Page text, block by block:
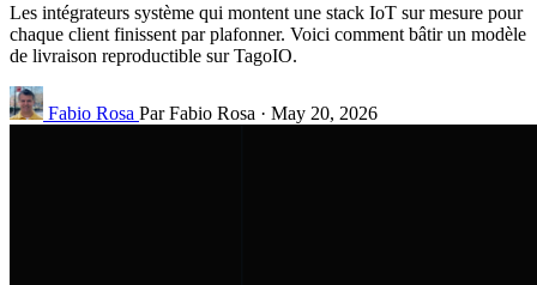
Les intégrateurs système qui montent une stack IoT sur mesure pour
chaque client finissent par plafonner. Voici comment bâtir un modèle
de livraison reproductible sur TagoIO.
Fabio Rosa Par Fabio Rosa · May 20, 2026